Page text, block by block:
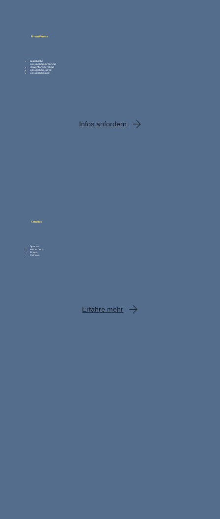
Firmen Fitness
Betriebliche
Gesundheitsförderung
Präventionsberatung
Gesundheitskurse
Gesundheitstage
Infos anfordern
Aktuelles
Specials
Workshops
Events
Retreats
Erfahre mehr